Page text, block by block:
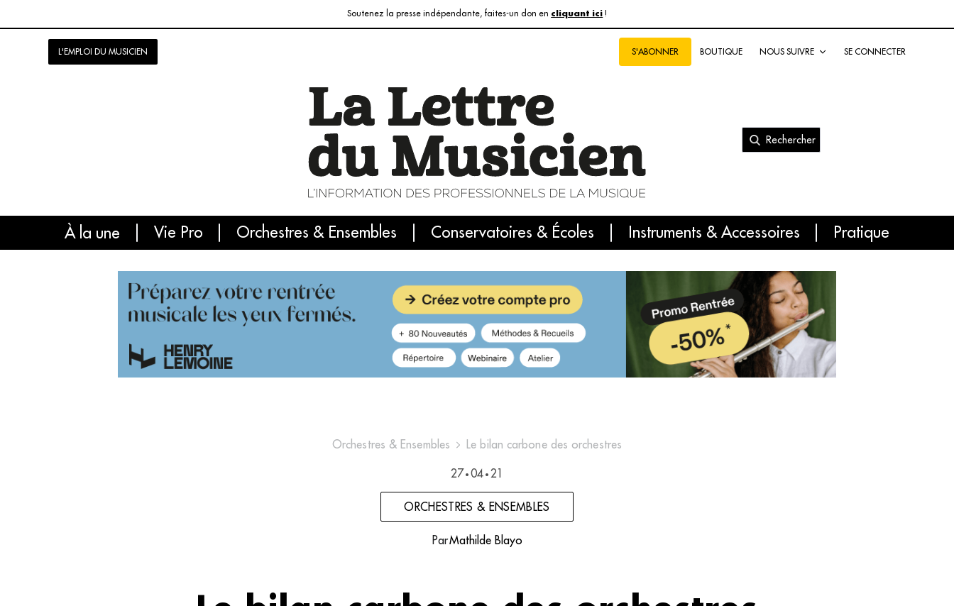
Soutenez la presse indépendante, faites-un don en cliquant ici !
L'EMPLOI DU MUSICIEN S'ABONNER BOUTIQUE NOUS SUIVRE SE CONNECTER
Rechercher
À la une Vie Pro Orchestres & Ensembles Conservatoires & Écoles Instruments & Accessoires Pratique
L'info du jour Le numéro du mois International
Orchestres & Ensembles Le bilan carbone des orchestres
27 • 04 • 21
ORCHESTRES & ENSEMBLES
ParMathilde Blayo